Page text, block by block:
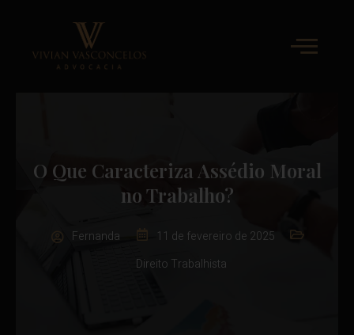
O Que Caracteriza Assédio Moral
no Trabalho?
Fernanda
11 de fevereiro de 2025
Direito Trabalhista